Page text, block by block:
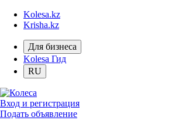
Kolesa.kz
Krisha.kz
Для бизнеса
Kolesa Гид
RU
Вход и регистрация
Подать объявление